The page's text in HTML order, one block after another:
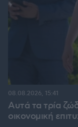
Αυτά τα τρία
οικονομική
08.08.2026, 15:41